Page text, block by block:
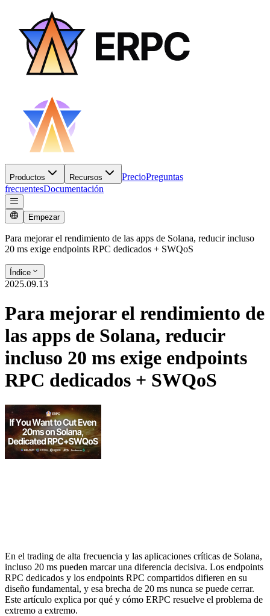
Productos Recursos PrecioPreguntas
frecuentesDocumentación
Empezar
Para mejorar el rendimiento de las apps de Solana, reducir incluso
20 ms exige endpoints RPC dedicados + SWQoS
Índice
2025.09.13
Para mejorar el rendimiento de
las apps de Solana, reducir
incluso 20 ms exige endpoints
RPC dedicados + SWQoS
En el trading de alta frecuencia y las aplicaciones críticas de Solana,
incluso 20 ms pueden marcar una diferencia decisiva. Los endpoints
RPC dedicados y los endpoints RPC compartidos difieren en su
diseño fundamental, y esa brecha de 20 ms nunca se puede cerrar.
Este artículo explica por qué y cómo ERPC resuelve el problema de
extremo a extremo.